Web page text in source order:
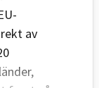
av